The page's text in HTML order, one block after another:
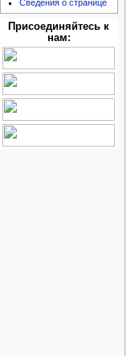
Сведения о странице
Присоединяйтесь к
нам: